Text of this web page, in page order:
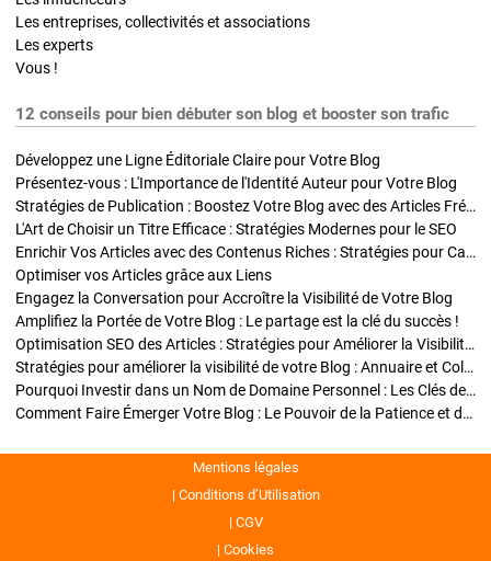
Les entreprises, collectivités et associations
Les experts
Vous !
12 conseils pour bien débuter son blog et booster son trafic
Développez une Ligne Éditoriale Claire pour Votre Blog
Présentez-vous : L'Importance de l'Identité Auteur pour Votre Blog
Stratégies de Publication : Boostez Votre Blog avec des Articles Fréquents et Exclusifs
L'Art de Choisir un Titre Efficace : Stratégies Modernes pour le SEO
Enrichir Vos Articles avec des Contenus Riches : Stratégies pour Captiver et Optimiser
Optimiser vos Articles grâce aux Liens
Engagez la Conversation pour Accroître la Visibilité de Votre Blog
Amplifiez la Portée de Votre Blog : Le partage est la clé du succès !
Optimisation SEO des Articles : Stratégies pour Améliorer la Visibilité de Votre Blog
Stratégies pour améliorer la visibilité de votre Blog : Annuaire et Collaborations
Pourquoi Investir dans un Nom de Domaine Personnel : Les Clés de la Réussite de Votre Blog
Comment Faire Émerger Votre Blog : Le Pouvoir de la Patience et de la Persévérance
Mentions légales
Conditions d’Utilisation
CGV
Cookies